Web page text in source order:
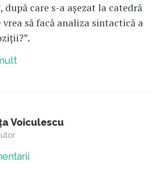
după care s-a așezat la catedră
vrea să facă analiza sintactică a
Voiculescu